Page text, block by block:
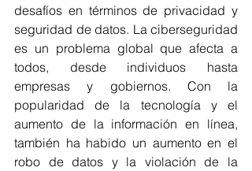
desafíos en términos de privacidad y
seguridad de datos. La ciberseguridad
es un problema global que afecta a
todos, desde individuos hasta
empresas y gobiernos. Con la
popularidad de la tecnología y el
aumento de la información en línea,
también ha habido un aumento en el
robo de datos y la violación de la